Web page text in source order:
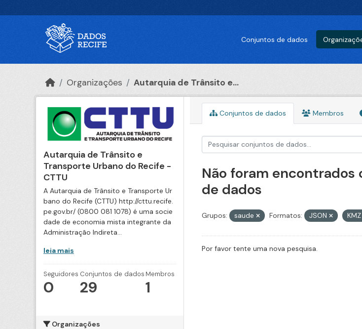
Conjuntos de dados
Organizações Autarquia de Trânsito e...
Autarquia de Trânsito e
Transporte Urbano do Recife -
CTTU
A Autarquia de Trânsito e Transporte Ur
bano do Recife (CTTU) http://cttu.recife.
pe.gov.br/ (0800 081 1078) é uma socie
dade de economia mista integrante da
Administração Indireta...
leia mais
Seguidores
0
Conjuntos de dados
29
Membros
1
Organizações
Conjuntos de dados Membros
Não foram encontrados
de dados
Grupos: saude Formatos: JSON KMZ
Por favor tente uma nova pesquisa.